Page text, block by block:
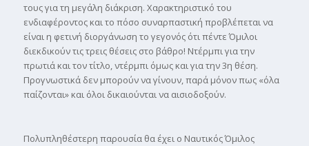
τους για τη μεγάλη διάκριση. Χαρακτηριστικό του
ενδιαφέροντος και το πόσο συναρπαστική προβλέπεται να
είναι η φετινή διοργάνωση το γεγονός ότι πέντε Όμιλοι
διεκδικούν τις τρεις θέσεις στο βάθρο! Ντέρμπι για την
πρωτιά και τον τίτλο, ντέρμπι όμως και για την 3η θέση.
Προγνωστικά δεν μπορούν να γίνουν, παρά μόνον πως «όλα
παίζονται» και όλοι δικαιούνται να αισιοδοξούν.
Πολυπληθέστερη παρουσία θα έχει ο Ναυτικός Όμιλος